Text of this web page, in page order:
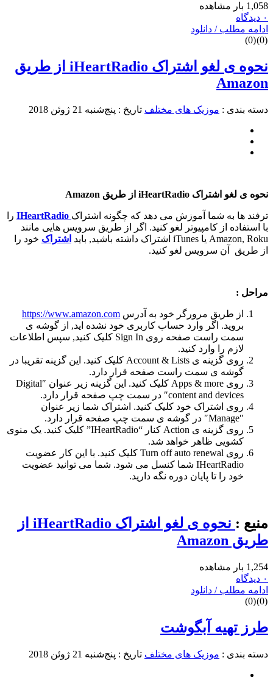
1,058 بار مشاهده
۰ دیدگاه
ادامه مطلب / دانلود
(
0
)
(
0
)
نحوه ی لغو اشتراک iHeartRadio از طریق
Amazon
دسته بندی : موزیک های مختلف تاریخ : پنج‌شنبه 21 ژوئن 2018
نحوه ی لغو اشتراک iHeartRadio از طریق Amazon
ترفند ها به شما آموزش می دهد که چگونه اشتراک
را
با استفاده از کامپیوتر لغو کنید. اگر از طریق سرویس هایی مانند
Amazon, Roku یا iTunes اشتراک داشته باشید, باید
اشتراک خود را
از طریق آن سرویس لغو کنید.
مراحل :
از طریق مرورگر خود به آدرس https://www.amazon.com
بروید. اگر وارد حساب کاربری خود نشده اید, از گوشه ی
سمت راست صفحه روی Sign In کلیک کنید, سپس اطلاعات
لازم را وارد کنید.
روی گزینه ی Account & Lists کلیک کنید. این گزینه تقریبا در
گوشه ی سمت راست صفحه قرار دارد.
روی Apps & more کلیک کنید. این گزینه زیر عنوان ″Digital
content and devices″ در سمت چپ صفحه قرار دارد.
روی اشتراک خود کلیک کنید. اشتراک شما زیر عنوان
″Manage″ در گوشه ی سمت چپ صفحه قرار دارد.
روی گزینه ی Action کنار “IHeartRadio” کلیک کنید. یک منوی
کشویی ظاهر خواهد شد.
روی Turn off auto renewal کلیک کنید. با این کار عضویت
IHeartRadio شما کنسل می شود. شما می توانید عضویت
خود را تا پایان دوره نگه دارید.
منیع :
نحوه ی لغو اشتراک iHeartRadio از
طریق Amazon
1,254 بار مشاهده
۰ دیدگاه
ادامه مطلب / دانلود
(
0
)
(
0
)
طرز تهیه آبگوشت
دسته بندی : موزیک های مختلف تاریخ : پنج‌شنبه 21 ژوئن 2018